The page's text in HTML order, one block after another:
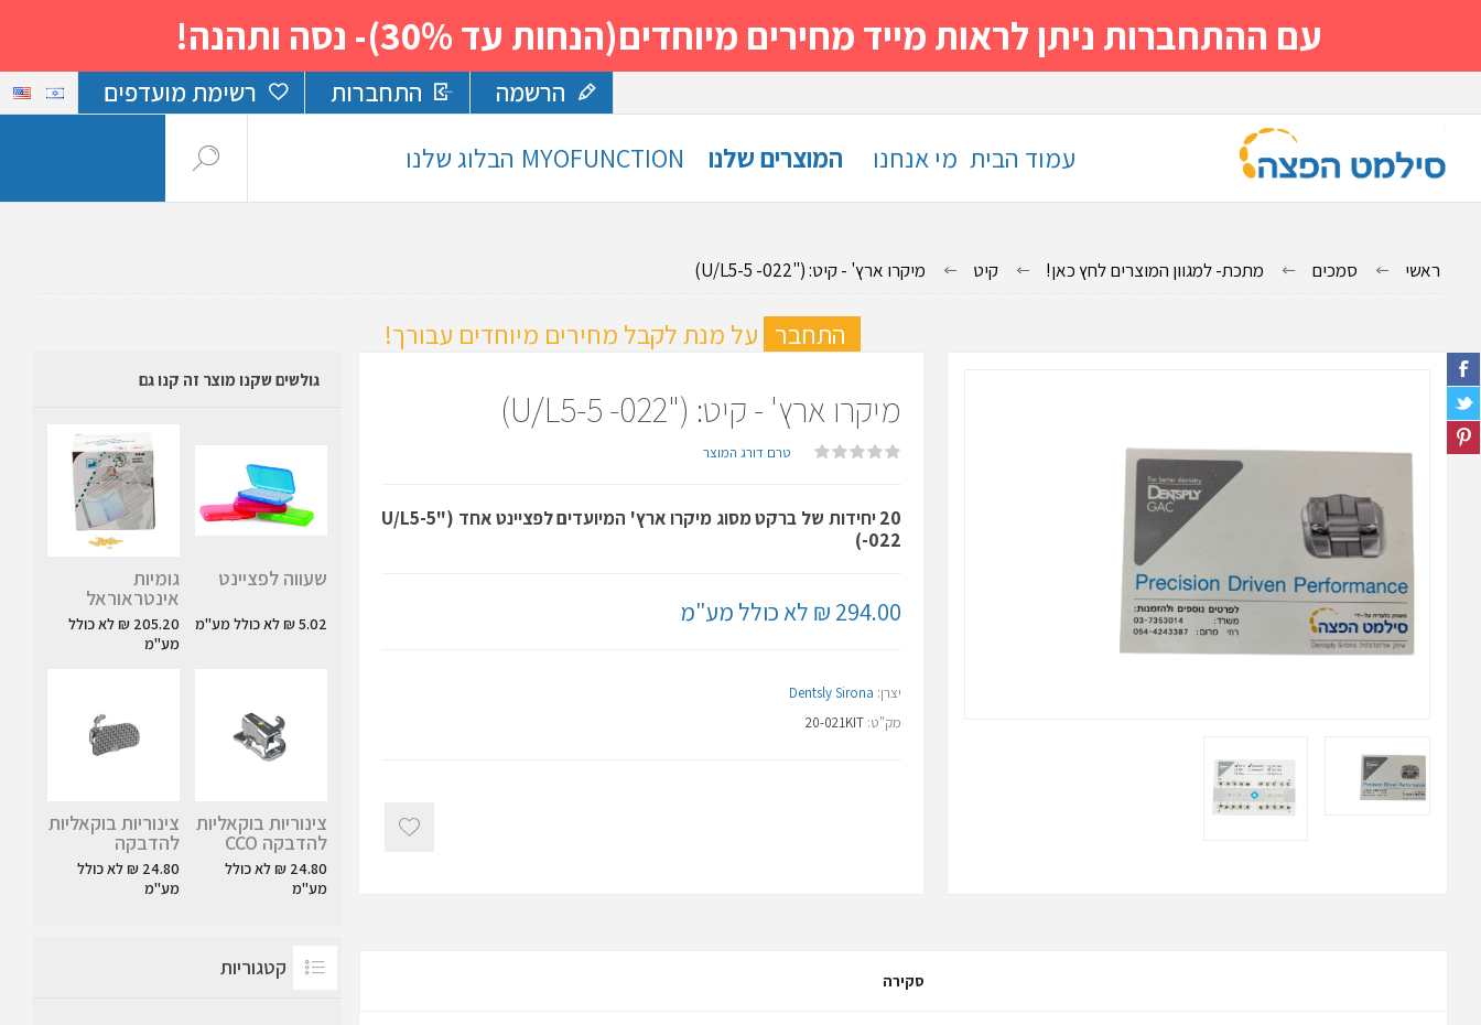
עם ההתחברות ניתן לראות מייד מחירים מיוחדים(הנחות עד 30%)- נסה ותהנה!
הרשמה התחברות רשימת מועדפים
עמוד הבית מי אנחנו המוצרים שלנו MYOFUNCTION הבלוג שלנו
ראשי סמכים מתכת- למגוון המוצרים לחץ כאן! קיט מיקרו ארץ' - קיט: ("U/L5-5 -022)
התחבר על מנת לקבל מחירים מיוחדים עבורך!
מיקרו ארץ' - קיט: ("U/L5-5 -022)
טרם דורג המוצר
20 יחידות של ברקט מסוג מיקרו ארץ' המיועדים לפציינט אחד ("U/L5-5
-022)
294.00 ₪ לא כולל מע"מ
יצרן: Dentsly Sirona
מק"ט: 20-021KIT
סקירה
גולשים שקנו מוצר זה קנו גם
שעווה לפציינט
5.02 ₪ לא כולל מע"מ
גומיות
אינטראוראל
205.20 ₪ לא כולל
מע"מ
צינוריות בוקאליות
להדבקה CCO
24.80 ₪ לא כולל
מע"מ
צינוריות בוקאליות
להדבקה
24.80 ₪ לא כולל
מע"מ
קטגוריות